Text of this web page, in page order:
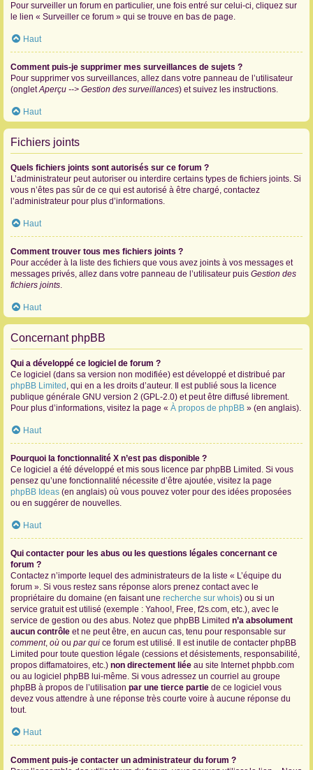
Pour surveiller un forum en particulier, une fois entré sur celui-ci, cliquez sur
le lien « Surveiller ce forum » qui se trouve en bas de page.
Haut
Comment puis-je supprimer mes surveillances de sujets ?
Pour supprimer vos surveillances, allez dans votre panneau de l’utilisateur
(ongletAperçu --> Gestion des surveillances) et suivez les instructions.
Haut
Fichiers joints
Quels fichiers joints sont autorisés sur ce forum ?
L’administrateur peut autoriser ou interdire certains types de fichiers joints. Si
vous n’êtes pas sûr de ce qui est autorisé à être chargé, contactez
l’administrateur pour plus d’informations.
Haut
Comment trouver tous mes fichiers joints ?
Pour accéder à la liste des fichiers que vous avez joints à vos messages et
messages privés, allez dans votre panneau de l’utilisateur puis Gestion des
fichiers joints.
Haut
Concernant phpBB
Qui a développé ce logiciel de forum ?
Ce logiciel (dans sa version non modifiée) est développé et distribué par
phpBB Limited , qui en a les droits d’auteur. Il est publié sous la licence
publique générale GNU version 2 (GPL-2.0) et peut être diffusé librement.
Pour plus d’informations, visitez la page « À propos de phpBB » (en anglais).
Haut
Pourquoi la fonctionnalité X n’est pas disponible ?
Ce logiciel a été développé et mis sous licence par phpBB Limited. Si vous
pensez qu’une fonctionnalité nécessite d’être ajoutée, visitez la page
phpBB Ideas (en anglais) où vous pouvez voter pour des idées proposées
ou en suggérer de nouvelles.
Haut
Qui contacter pour les abus ou les questions légales concernant ce
forum ?
Contactez n’importe lequel des administrateurs de la liste « L’équipe du
forum ». Si vous restez sans réponse alors prenez contact avec le
propriétaire du domaine (en faisant une recherche sur whois) ou si un
service gratuit est utilisé (exemple : Yahoo!, Free, f2s.com, etc.), avec le
service de gestion ou des abus. Notez que phpBB Limited n’a absolument
aucun contrôle et ne peut être, en aucun cas, tenu pour responsable sur
comment, où ou par qui ce forum est utilisé. Il est inutile de contacter phpBB
Limited pour toute question légale (cessions et désistements, responsabilité,
propos diffamatoires, etc.) non directement liée au site Internet phpbb.com
ou au logiciel phpBB lui-même. Si vous adressez un courriel au groupe
phpBB à propos de l’utilisation par une tierce partie de ce logiciel vous
devez vous attendre à une réponse très courte voire à aucune réponse du
tout.
Haut
Comment puis-je contacter un administrateur du forum ?